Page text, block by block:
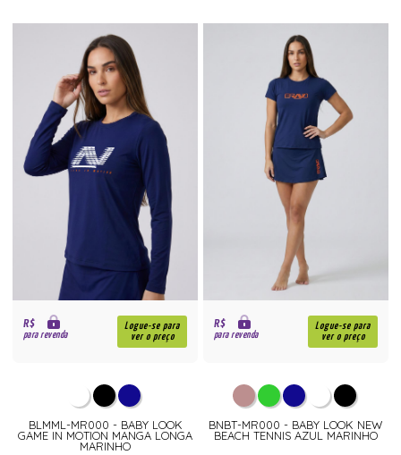
R$
para revenda
Logue-se para
ver o preço
BLMML-MR000 - BABY LOOK
GAME IN MOTION MANGA LONGA
MARINHO
R$
para revenda
Logue-se para
ver o preço
BNBT-MR000 - BABY LOOK NEW
BEACH TENNIS AZUL MARINHO